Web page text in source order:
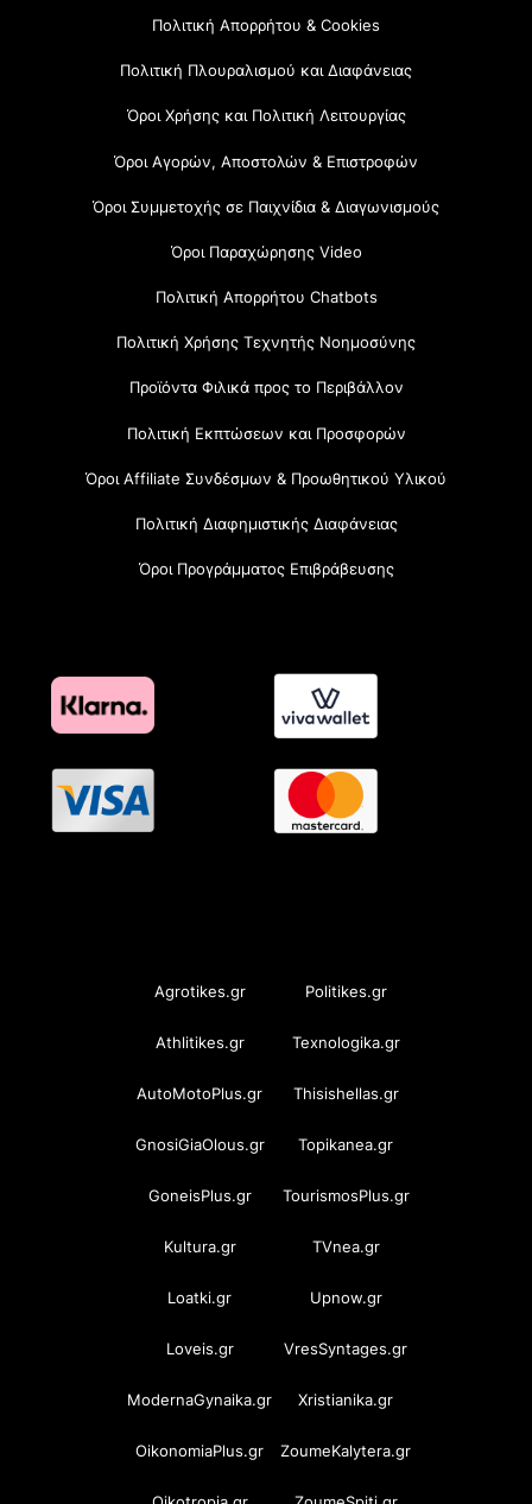
Πολιτική Απορρήτου & Cookies
Πολιτική Πλουραλισμού και Διαφάνειας
Όροι Χρήσης και Πολιτική Λειτουργίας
Όροι Αγορών, Αποστολών & Επιστροφών
Όροι Συμμετοχής σε Παιχνίδια & Διαγωνισμούς
Όροι Παραχώρησης Video
Πολιτική Απορρήτου Chatbots
Πολιτική Χρήσης Τεχνητής Νοημοσύνης
Προϊόντα Φιλικά προς το Περιβάλλον
Πολιτική Εκπτώσεων και Προσφορών
Όροι Affiliate Συνδέσμων & Προωθητικού Υλικού
Πολιτική Διαφημιστικής Διαφάνειας
Όροι Προγράμματος Επιβράβευσης
Agrotikes.gr Politikes.gr
Athlitikes.gr Texnologika.gr
AutoMotoPlus.gr Thisishellas.gr
GnosiGiaOlous.gr Topikanea.gr
GoneisPlus.gr TourismosPlus.gr
Kultura.gr TVnea.gr
Loatki.gr Upnow.gr
Loveis.gr VresSyntages.gr
ModernaGynaika.gr Xristianika.gr
OikonomiaPlus.gr ZoumeKalytera.gr